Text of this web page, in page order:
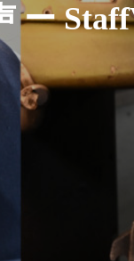
Cutting
ACCESS
ー